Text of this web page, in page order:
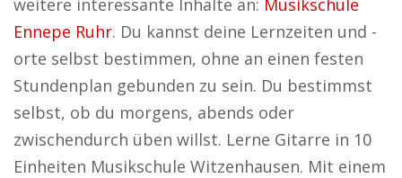
weitere interessante Inhalte an: Musikschule
Ennepe Ruhr. Du kannst deine Lernzeiten und -
orte selbst bestimmen, ohne an einen festen
Stundenplan gebunden zu sein. Du bestimmst
selbst, ob du morgens, abends oder
zwischendurch üben willst. Lerne Gitarre in 10
Einheiten Musikschule Witzenhausen. Mit einem